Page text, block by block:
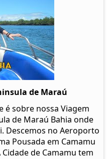
de Maraú
é sobre nossa Viagem
de Maraú Bahia onde
Descemos no Aeroporto
Pousada em Camamu
de Camamu tem